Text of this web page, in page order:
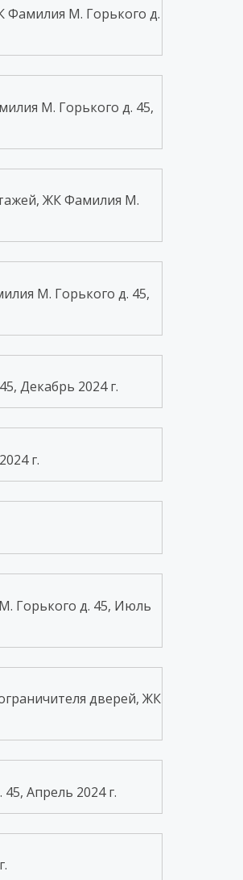
Фамилия М. Горького д.
М. Горького д. 45,
ЖК Фамилия М.
М. Горького д. 45,
Декабрь 2024 г.
г.
Горького д. 45, Июль
дверей, ЖК
Апрель 2024 г.